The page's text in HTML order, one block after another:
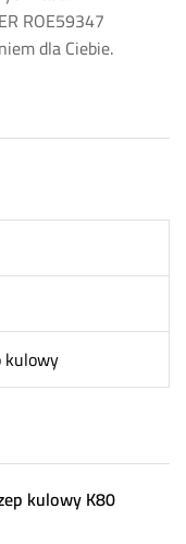
ROE59347
dla Ciebie.
kulowy
kulowy K80